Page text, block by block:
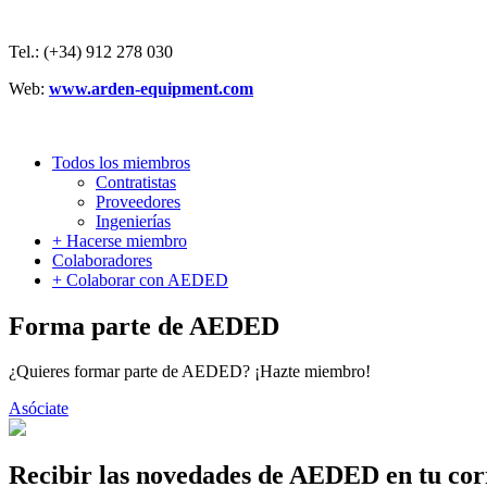
Tel.: (+34) 912 278 030
Web: www.arden-equipment.com
Todos los miembros
Contratistas
Proveedores
Ingenierías
+ Hacerse miembro
Colaboradores
+ Colaborar con AEDED
Forma parte de AEDED
¿Quieres formar parte de AEDED? ¡Hazte miembro!
Asóciate
Recibir las novedades de AEDED en tu